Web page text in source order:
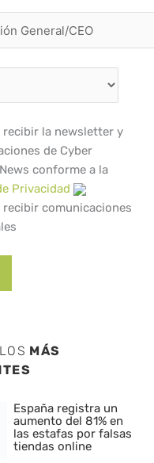
recibir la newsletter y
de Cyber
conforme a la
Privacidad
recibir comunicaciones
MÁS
España registra un
aumento del 81% en
las estafas por falsas
tiendas online